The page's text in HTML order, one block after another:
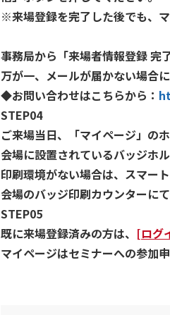
※来場登録を完了した後でも、
事務局から「来場者情報登録 完
万が一、メールが届かない場合
◆お問い合わせはこちらから：
STEP04
ご来場当日、「マイページ」の
会場に設置されているバッジホ
印刷環境がない場合は、スマー
会場のバッジ印刷カウンターに
STEP05
既に来場登録済みの方は、 [ログ
マイページはセミナーへの参加